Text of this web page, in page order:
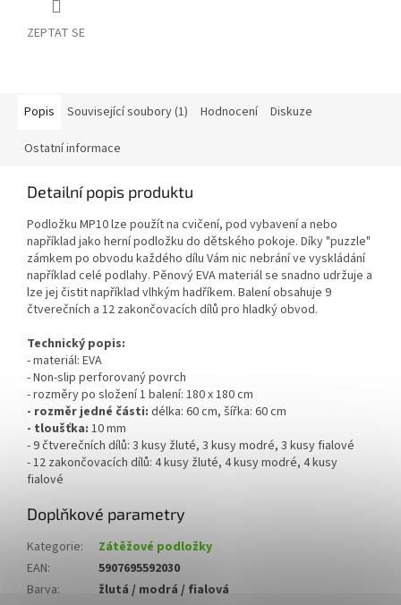
ZEPTAT SE
Popis Související soubory (1) Hodnocení Diskuze
Ostatní informace
Detailní popis produktu
Podložku MP10 lze použít na cvičení, pod vybavení a nebo
například jako herní podložku do dětského pokoje. Díky "puzzle"
zámkem po obvodu každého dílu Vám nic nebrání ve vyskládání
například celé podlahy. Pěnový EVA materiál se snadno udržuje a
lze jej čistit například vlhkým hadříkem. Balení obsahuje 9
čtverečních a 12 zakončovacích dílů pro hladký obvod.
Technický popis:
- materiál: EVA
- Non-slip perforovaný povrch
- rozměry po složení 1 balení: 180 x 180 cm
- rozměr jedné části: délka: 60 cm, šířka: 60 cm
- tloušťka: 10 mm
- 9 čtverečních dílů: 3 kusy žluté, 3 kusy modré, 3 kusy fialové
- 12 zakončovacích dílů: 4 kusy žluté, 4 kusy modré, 4 kusy
fialové
Doplňkové parametry
Kategorie:
Zátěžové podložky
EAN:
5907695592030
Barva:
žlutá / modrá / fialová